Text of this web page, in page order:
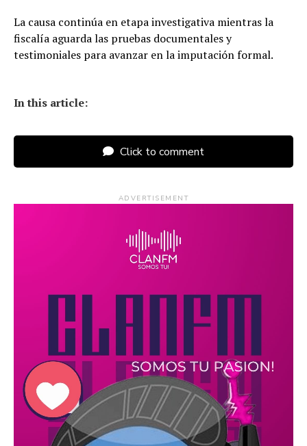
La causa continúa en etapa investigativa mientras la
fiscalía aguarda las pruebas documentales y
testimoniales para avanzar en la imputación formal.
In this article:
Click to comment
ADVERTISEMENT